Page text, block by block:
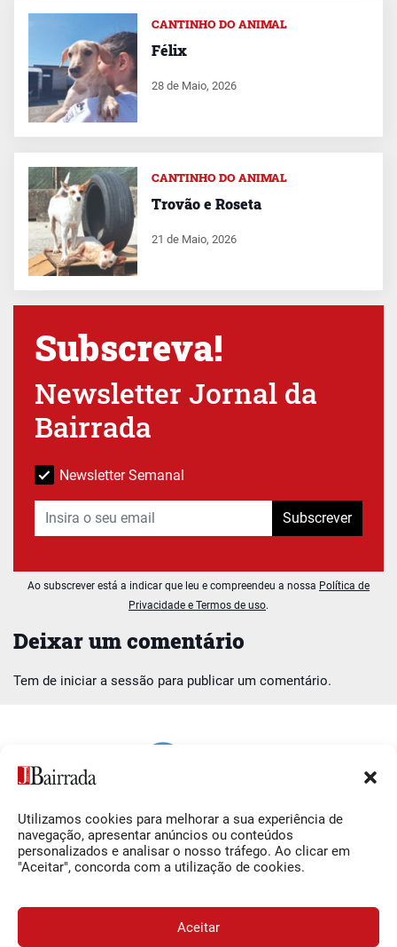
Utilizamos cookies para melhorar a sua experiência de
navegação, apresentar anúncios ou conteúdos
personalizados e analisar o nosso tráfego. Ao clicar em
"Aceitar", concorda com a utilização de cookies.
Aceitar
Deixar um comentário
Tem de iniciar a sessão para publicar um comentário.
CANTINHO DO ANIMAL
Félix
28 de Maio, 2026
CANTINHO DO ANIMAL
Trovão e Roseta
21 de Maio, 2026
Subscreva!
Newsletter Jornal da
Bairrada
Newsletter Semanal
Subscrever
Ao subscrever está a indicar que leu e compreendeu a nossa Política de
Privacidade e Termos de uso.
Siga-nos
Facebook
O Jornal da Bairrada
Contactos